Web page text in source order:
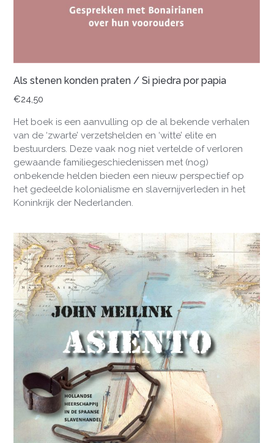
Als stenen konden praten / Si piedra por papia
€24,50
Het boek is een aanvulling op de al bekende verhalen
van de ‘zwarte’ verzetshelden en ‘witte’ elite en
bestuurders. Deze vaak nog niet vertelde of verloren
gewaande familiegeschiedenissen met (nog)
onbekende helden bieden een nieuw perspectief op
het gedeelde kolonialisme en slavernijverleden in het
Koninkrijk der Nederlanden.